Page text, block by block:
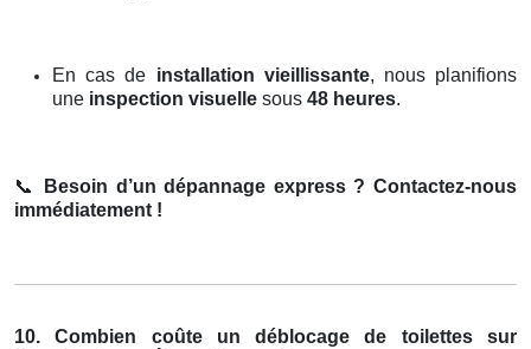
En cas de installation vieillissante, nous planifions
une inspection visuelle sous 48 heures.
📞
Besoin d’un dépannage express ? Contactez-nous
immédiatement !
10. Combien coûte un déblocage de toilettes sur